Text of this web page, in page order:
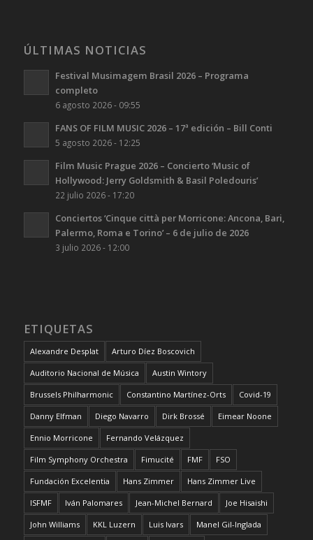
ÚLTIMAS NOTICIAS
Festival Musimagem Brasil 2026 – Programa
completo
6 agosto 2026 - 09:55
FANS OF FILM MUSIC 2026 – 17ª edición – Bill Conti
5 agosto 2026 - 12:25
Film Music Prague 2026 – Concierto ‘Music of
Hollywood: Jerry Goldsmith & Basil Poledouris’
22 julio 2026 - 17:20
Conciertos ‘Cinque città per Morricone: Ancona, Bari,
Palermo, Roma e Torino’ – 6 de julio de 2026
3 julio 2026 - 12:00
ETIQUETAS
Alexandre Desplat Arturo Díez Boscovich
Auditorio Nacional de Música Austin Wintory
Brussels Philharmonic Constantino Martínez-Orts Covid-19
Danny Elfman Diego Navarro Dirk Brossé Eimear Noone
Ennio Morricone Fernando Velázquez
Film Symphony Orchestra Fimucité FMF FSO
Fundación Excelentia Hans Zimmer Hans Zimmer Live
ISFMF Iván Palomares Jean-Michel Bernard Joe Hisaishi
John Williams KKL Luzern Luis Ivars Manel Gil-Inglada